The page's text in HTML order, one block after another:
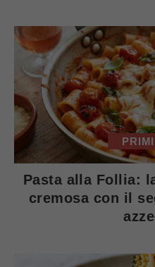
Pasta alla Follia:
cremosa con il